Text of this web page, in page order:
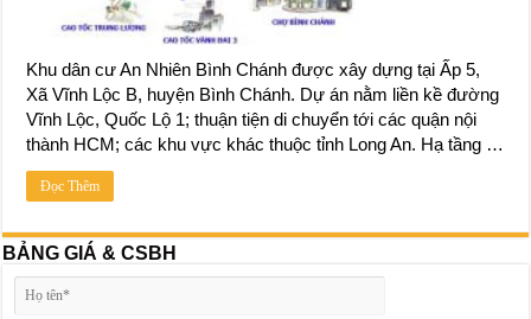
Khu dân cư An Nhiên Bình Chánh được xây dựng tại Ấp 5,
Xã Vĩnh Lộc B, huyện Bình Chánh. Dự án nằm liền kề đường
Vĩnh Lộc, Quốc Lộ 1; thuận tiện di chuyển tới các quận nội
thành HCM; các khu vực khác thuộc tỉnh Long An. Hạ tầng …
Đọc Thêm
BẢNG GIÁ & CSBH